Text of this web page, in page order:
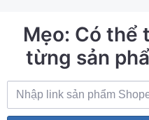
Mẹo: Có thể
từng sản